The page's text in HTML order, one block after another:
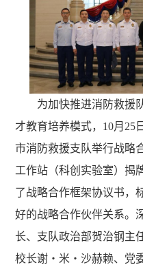
为加快推进消防救援
才教育培养模式，10月25
市消防救援支队举行战略
工作站（科创实验室）揭
了战略合作框架协议书，
好的战略合作伙伴关系。
长、支队政治部贺治钢主
校长谢・米・沙赫赖、党